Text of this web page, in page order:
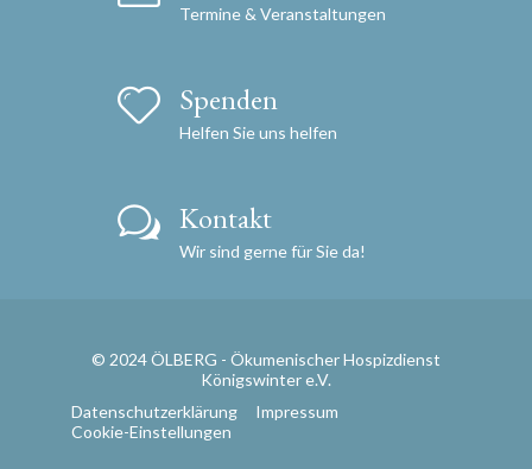
Termine & Veranstaltungen
Spenden
Helfen Sie uns helfen
Kontakt
Wir sind gerne für Sie da!
© 2024 ÖLBERG - Ökumenischer Hospizdienst
Königswinter e.V.
Datenschutzerklärung
Impressum
Cookie-Einstellungen